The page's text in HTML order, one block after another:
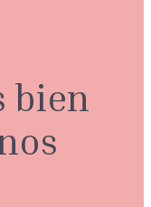
bien